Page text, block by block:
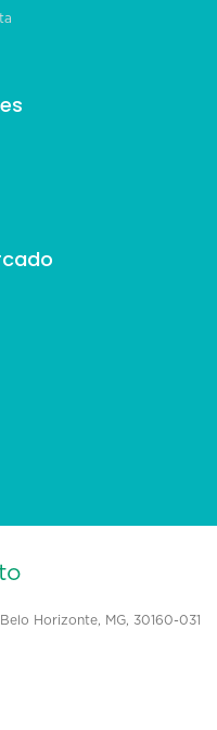
Horizonte, MG, 30160-031